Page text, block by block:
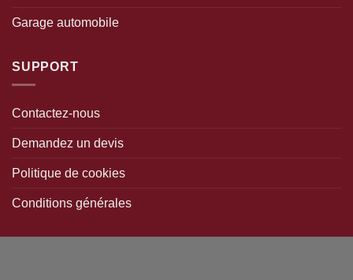
Garage automobile
SUPPORT
Contactez-nous
Demandez un devis
Politique de cookies
Conditions générales